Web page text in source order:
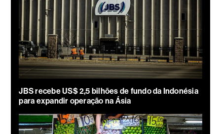
JBS recebe US$ 2,5 bilhões de fundo da Indonésia
para expandir operação na Ásia